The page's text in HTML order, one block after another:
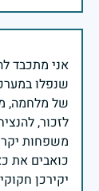
אני מתכבד
שנפלו
של מלחמה,
משפחות
כואבים את
יקירכן